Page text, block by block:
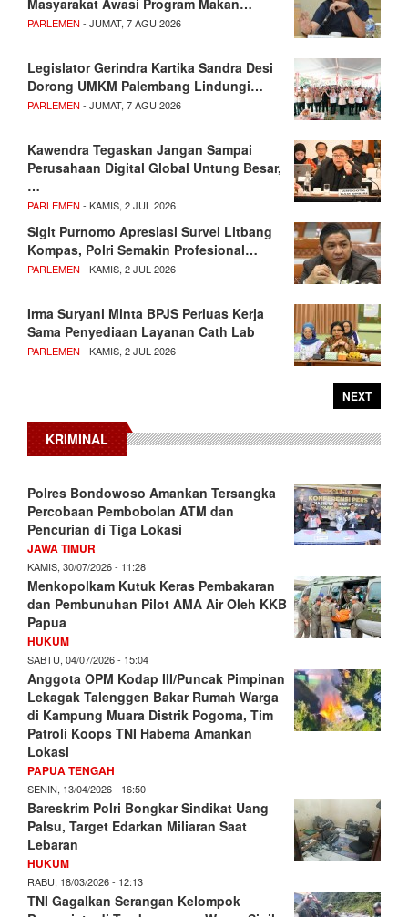
PARLEMEN - JUMAT, 7 AGU 2026
Legislator Gerindra Kartika Sandra Desi
Dorong UMKM Palembang Lindungi…
PARLEMEN - JUMAT, 7 AGU 2026
Kawendra Tegaskan Jangan Sampai
Perusahaan Digital Global Untung Besar,
…
PARLEMEN - KAMIS, 2 JUL 2026
Sigit Purnomo Apresiasi Survei Litbang
Kompas, Polri Semakin Profesional…
PARLEMEN - KAMIS, 2 JUL 2026
Irma Suryani Minta BPJS Perluas Kerja
Sama Penyediaan Layanan Cath Lab
PARLEMEN - KAMIS, 2 JUL 2026
NEXT
KRIMINAL
Polres Bondowoso Amankan Tersangka
Percobaan Pembobolan ATM dan
Pencurian di Tiga Lokasi
JAWA TIMUR
KAMIS, 30/07/2026 - 11:28
Menkopolkam Kutuk Keras Pembakaran
dan Pembunuhan Pilot AMA Air Oleh KKB
Papua
HUKUM
SABTU, 04/07/2026 - 15:04
Anggota OPM Kodap III/Puncak Pimpinan
Lekagak Talenggen Bakar Rumah Warga
di Kampung Muara Distrik Pogoma, Tim
Patroli Koops TNI Habema Amankan
Lokasi
PAPUA TENGAH
SENIN, 13/04/2026 - 16:50
Bareskrim Polri Bongkar Sindikat Uang
Palsu, Target Edarkan Miliaran Saat
Lebaran
HUKUM
RABU, 18/03/2026 - 12:13
TNI Gagalkan Serangan Kelompok